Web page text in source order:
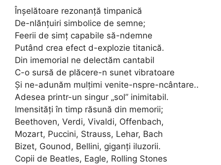
Înșelătoare rezonanță timpanică
De-nlănțuiri simbolice de semne;
Feerii de simț capabile să-ndemne
Putând crea efect d-explozie titanică.
Din imemorial ne delectăm cantabil
C-o sursă de plăcere-n sunet vibratoare
Și ne-adunăm mulțimi venite-nspre-ncântare..
Adesea printr-un singur „sol” inimitabil.
Imensități în timp răsună din memorii;
Beethoven, Verdi, Vivaldi, Offenbach,
Mozart, Puccini, Strauss, Lehar, Bach
Bizet, Gounod, Bellini, giganți iluzorii.
Copii de Beatles, Eagle, Rolling Stones